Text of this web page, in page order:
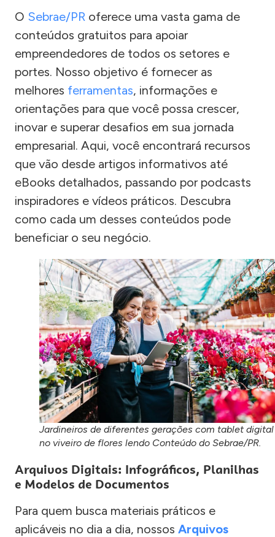
O Sebrae/PR oferece uma vasta gama de
conteúdos gratuitos para apoiar
empreendedores de todos os setores e
portes. Nosso objetivo é fornecer as
melhores ferramentas, informações e
orientações para que você possa crescer,
inovar e superar desafios em sua jornada
empresarial. Aqui, você encontrará recursos
que vão desde artigos informativos até
eBooks detalhados, passando por podcasts
inspiradores e vídeos práticos. Descubra
como cada um desses conteúdos pode
beneficiar o seu negócio.
Jardineiros de diferentes gerações com tablet digital
no viveiro de flores lendo Conteúdo do Sebrae/PR.
Arquivos Digitais: Infográficos, Planilhas
e Modelos de Documentos
Para quem busca materiais práticos e
aplicáveis no dia a dia, nossos Arquivos